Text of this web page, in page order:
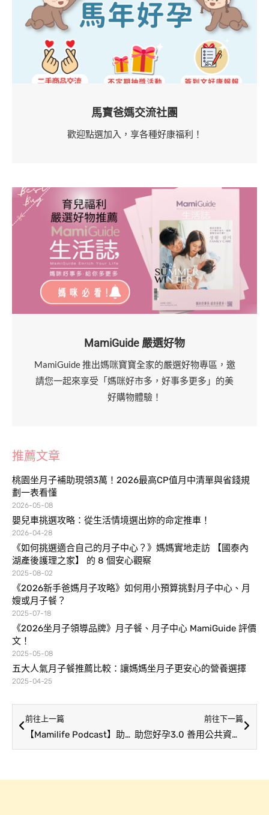
馬寶爸媽交流社團
歡迎點選加入，享各種好康福利！
MamiGuide 嚴選好物
MamiGuide 推出媽咪寶寶全家的嚴選好物專區，邀
請您一起來享受「媽咪好市多，好事多更多」的美
好購物體驗！
推薦文章
桃園坐月子補助現領3萬！2026最高CP值月中清單與省錢規
劃一表看懂
2026-05-08
嬰兒車挑選攻略：從生活情境選出妳的命定推車！
2026-04-28
《如何挑選適合自己的月子中心？》媽媽實地走訪 【國泰內
湖產後護理之家】 的 8 個安心觀察
2025-08-02
《2026新手爸媽月子攻略》如何用小預算挑對月子中心、月
嫂或月子餐？
2025-07-18
《2026坐月子領導品牌》月子餐、月子中心 MamiGuide 評價
文！
2025-05-08
五大人氣月子餐推薦比較：讓媽媽坐月子更安心的營養選擇
2025-04-25
前往上一篇
【Mamilife Podcast】助您好孕3.0 : 政府資源育兒大補帖 – 善用公共資源補助0-5歲 可達50萬津貼額度！
前往下一篇
助您好孕3.0 善用公共資源補助0-5歲 可達50萬津貼額度！